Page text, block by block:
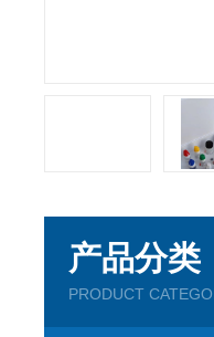
产品分类
PRODUCT